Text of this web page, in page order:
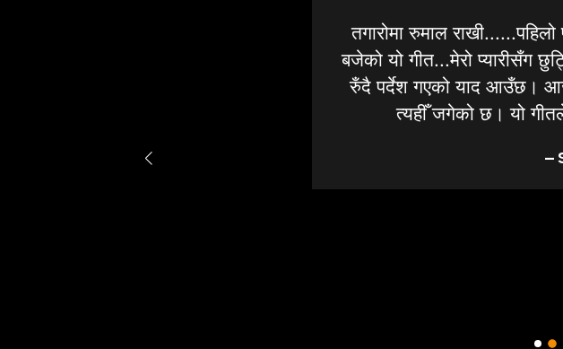
तगारोमा रुमाल
बजेको यो गीत...मेरो प्यारीसँग
रुँदै पर्देश गएको याद आउँछ। आज
त्यहीँ जगेको छ। यो
–